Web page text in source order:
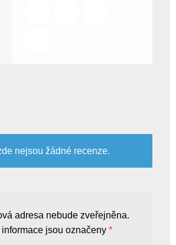
nejsou žádné recenze.
adresa nebude zveřejněna.
jsou označeny *